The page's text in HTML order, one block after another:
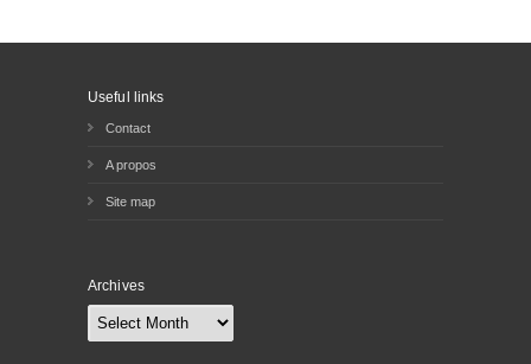
Useful links
Contact
A propos
Site map
Archives
Archives